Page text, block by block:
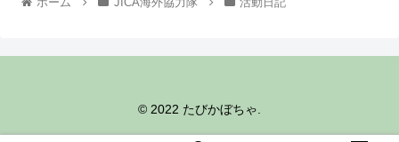
© 2022 たびかぼちゃ.